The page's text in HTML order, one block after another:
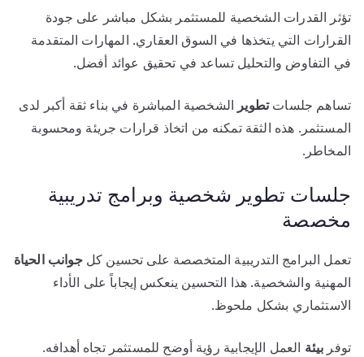
تؤثر القدرات الشخصية للمستثمر بشكل مباشر على جودة
القرارات التي يتخذها في السوق العقاري. المهارات المتقدمة
في التفاوض والتحليل تساعد في تحقيق عوائد أفضل.
تساهم جلساتتطوير الشخصية المباشرة في بناء ثقة أكبر لدى
المستثمر. هذه الثقة تمكنه من اتخاذ قرارات جريئة ومحسوبة
المخاطر.
جلسات تطوير شخصية وبرامج تدريبية
مخصصة
تعمل البرامج التدريبية المتخصصة على تحسين كلجوانب الحياة
المهنية والشخصية. هذا التحسين ينعكس إيجاباً على الأداء
الاستثماري بشكل ملحوظ.
توفر بيئة العمل الإيجابية رؤية أوضح للمستثمر تجاه أهدافه.